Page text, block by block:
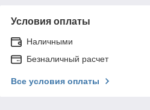
Условия оплаты
Наличными
Безналичный расчет
Все условия оплаты